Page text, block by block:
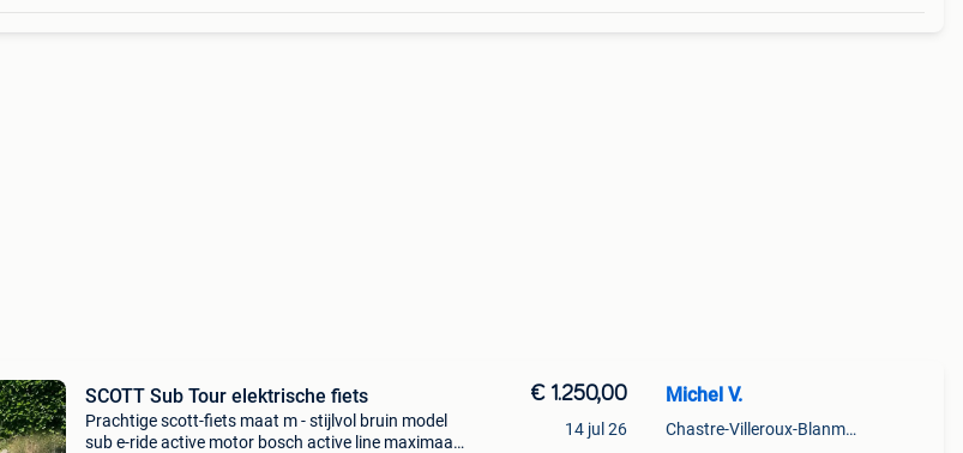
SCOTT Sub Tour elektrische fiets
Prachtige scott-fiets maat m - stijlvol bruin model
sub e-ride active motor bosch active line maximaal
€ 1.250,00
14 jul 26
Michel V.
Chastre-Villeroux-Blanmont